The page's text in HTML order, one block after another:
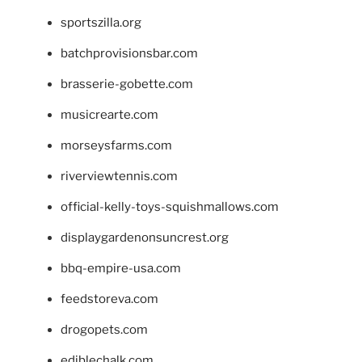
sportszilla.org
batchprovisionsbar.com
brasserie-gobette.com
musicrearte.com
morseysfarms.com
riverviewtennis.com
official-kelly-toys-squishmallows.com
displaygardenonsuncrest.org
bbq-empire-usa.com
feedstoreva.com
drogopets.com